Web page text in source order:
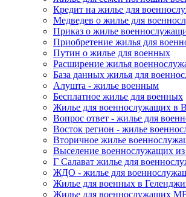
Кредит на жилье для
Медведев о жилье для
Приказ о жилье
Приобретение жилья для
Путин о жилье для военных
Расширение жилья
База данных жилья для
Алушта - жилье военным
Бесплатное жилье для военных
Жилье для военнослужащих в
Вопрос ответ - жилье для
Восток регион - жилье
Вторичное жилье
Выселение военнослужащих
Г Салават жилье для
ЖДО - жилье для
Жилье для военных в
Жилье для военнослужащих